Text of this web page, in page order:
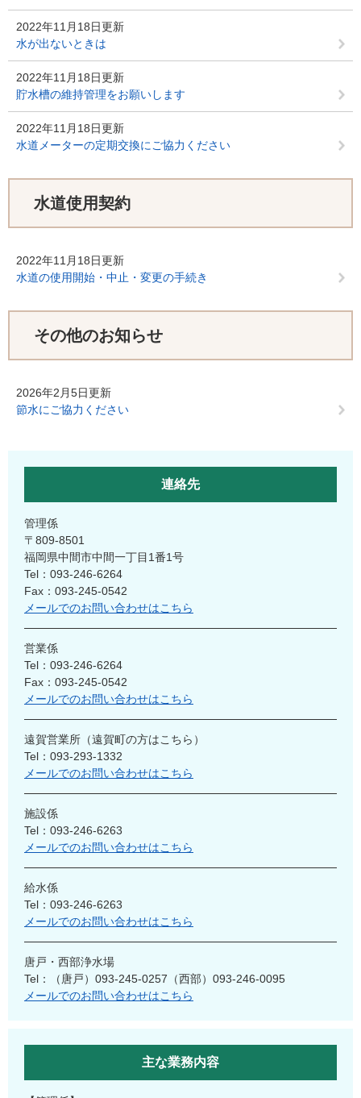
2022年11月18日更新
水が出ないときは
2022年11月18日更新
貯水槽の維持管理をお願いします
2022年11月18日更新
水道メーターの定期交換にご協力ください
水道使用契約
2022年11月18日更新
水道の使用開始・中止・変更の手続き
その他のお知らせ
2026年2月5日更新
節水にご協力ください
連絡先
管理係
〒809-8501
福岡県中間市中間一丁目1番1号
Tel：093-246-6264
Fax：093-245-0542
メールでのお問い合わせはこちら
営業係
Tel：093-246-6264
Fax：093-245-0542
メールでのお問い合わせはこちら
遠賀営業所（遠賀町の方はこちら）
Tel：093-293-1332
メールでのお問い合わせはこちら
施設係
Tel：093-246-6263
メールでのお問い合わせはこちら
給水係
Tel：093-246-6263
メールでのお問い合わせはこちら
唐戸・西部浄水場
Tel：（唐戸）093-245-0257（西部）093-246-0095
メールでのお問い合わせはこちら
主な業務内容